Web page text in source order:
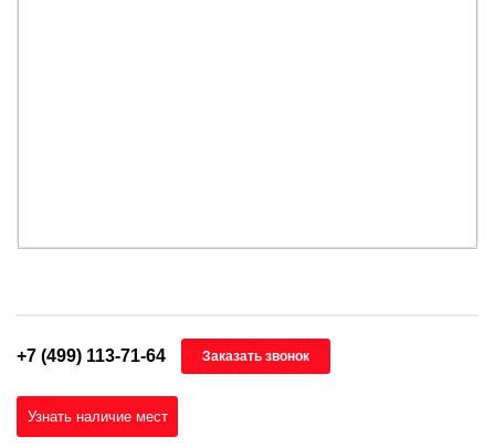
+7 (499) 113-71-64 Заказать звонок
Узнать наличие мест